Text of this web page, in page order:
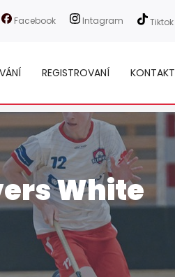
Facebook Intagram Tiktok
REGISTROVANÍ KONTAKT
White